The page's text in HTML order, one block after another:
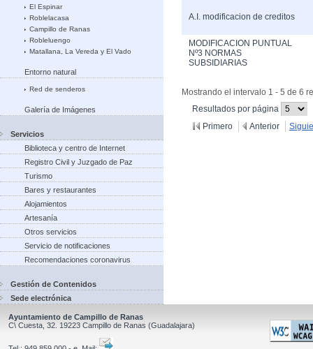
El Espinar
Roblelacasa
Campillo de Ranas
Robleluengo
Matallana, La Vereda y El Vado
Entorno natural
Red de senderos
Galería de Imágenes
Servicios
Biblioteca y centro de Internet
Registro Civil y Juzgado de Paz
Turismo
Bares y restaurantes
Alojamientos
Artesanía
Otros servicios
Servicio de notificaciones
Recomendaciones coronavirus
Gestión de Contenidos
Sede electrónica
A.I. modificacion de creditos
MODIFICACION PUNTUAL
Nº3 NORMAS
SUBSIDIARIAS
Mostrando el intervalo 1 - 5 de 6
Resultados por página
Primero
Anterior
Ayuntamiento de Campillo de Ranas
C\ Cuesta, 32. 19223 Campillo de Ranas (Guadalajara)